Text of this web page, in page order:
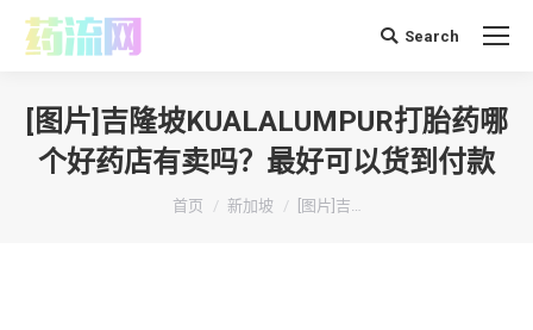
搜 Search
[图片]吉隆坡KUALALUMPUR打胎药哪
个好药店有卖吗？最好可以货到付款
你在这里：
首页 新加坡 [图片]吉…